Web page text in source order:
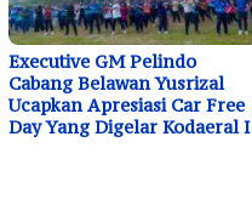
Executive GM Pelindo
Cabang Belawan Yusrizal
Ucapkan Apresiasi Car Free
Day Yang Digelar Kodaeral I